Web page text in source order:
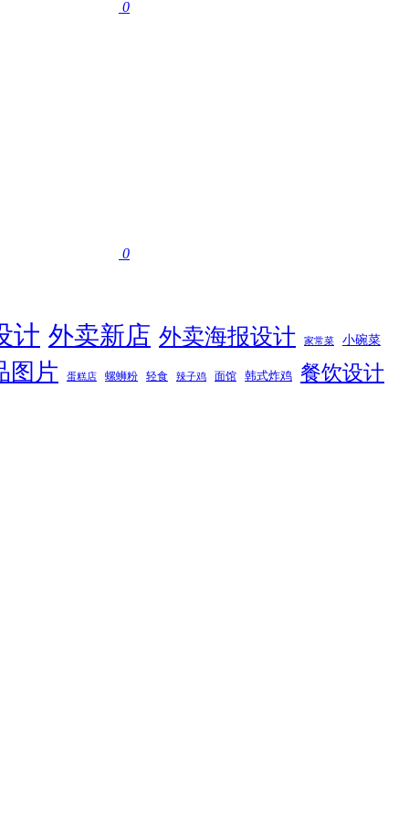
0
0
计 外卖新店 外卖海报设计 家常菜 小碗菜
图片 蛋糕店 螺蛳粉 轻食 辣子鸡 面馆 韩式炸鸡 餐饮设计